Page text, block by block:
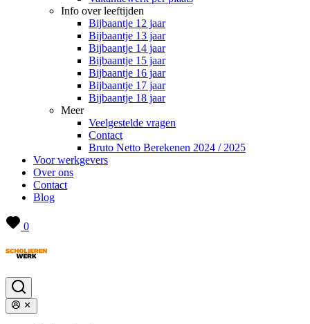
Info over leeftijden
Bijbaantje 12 jaar
Bijbaantje 13 jaar
Bijbaantje 14 jaar
Bijbaantje 15 jaar
Bijbaantje 16 jaar
Bijbaantje 17 jaar
Bijbaantje 18 jaar
Meer
Veelgestelde vragen
Contact
Bruto Netto Berekenen 2024 / 2025
Voor werkgevers
Over ons
Contact
Blog
0